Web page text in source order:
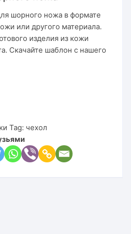
шорного ножа в формате
или другого материала.
изделия из кожи
Скачайте шаблон с нашего
Tag: чехол